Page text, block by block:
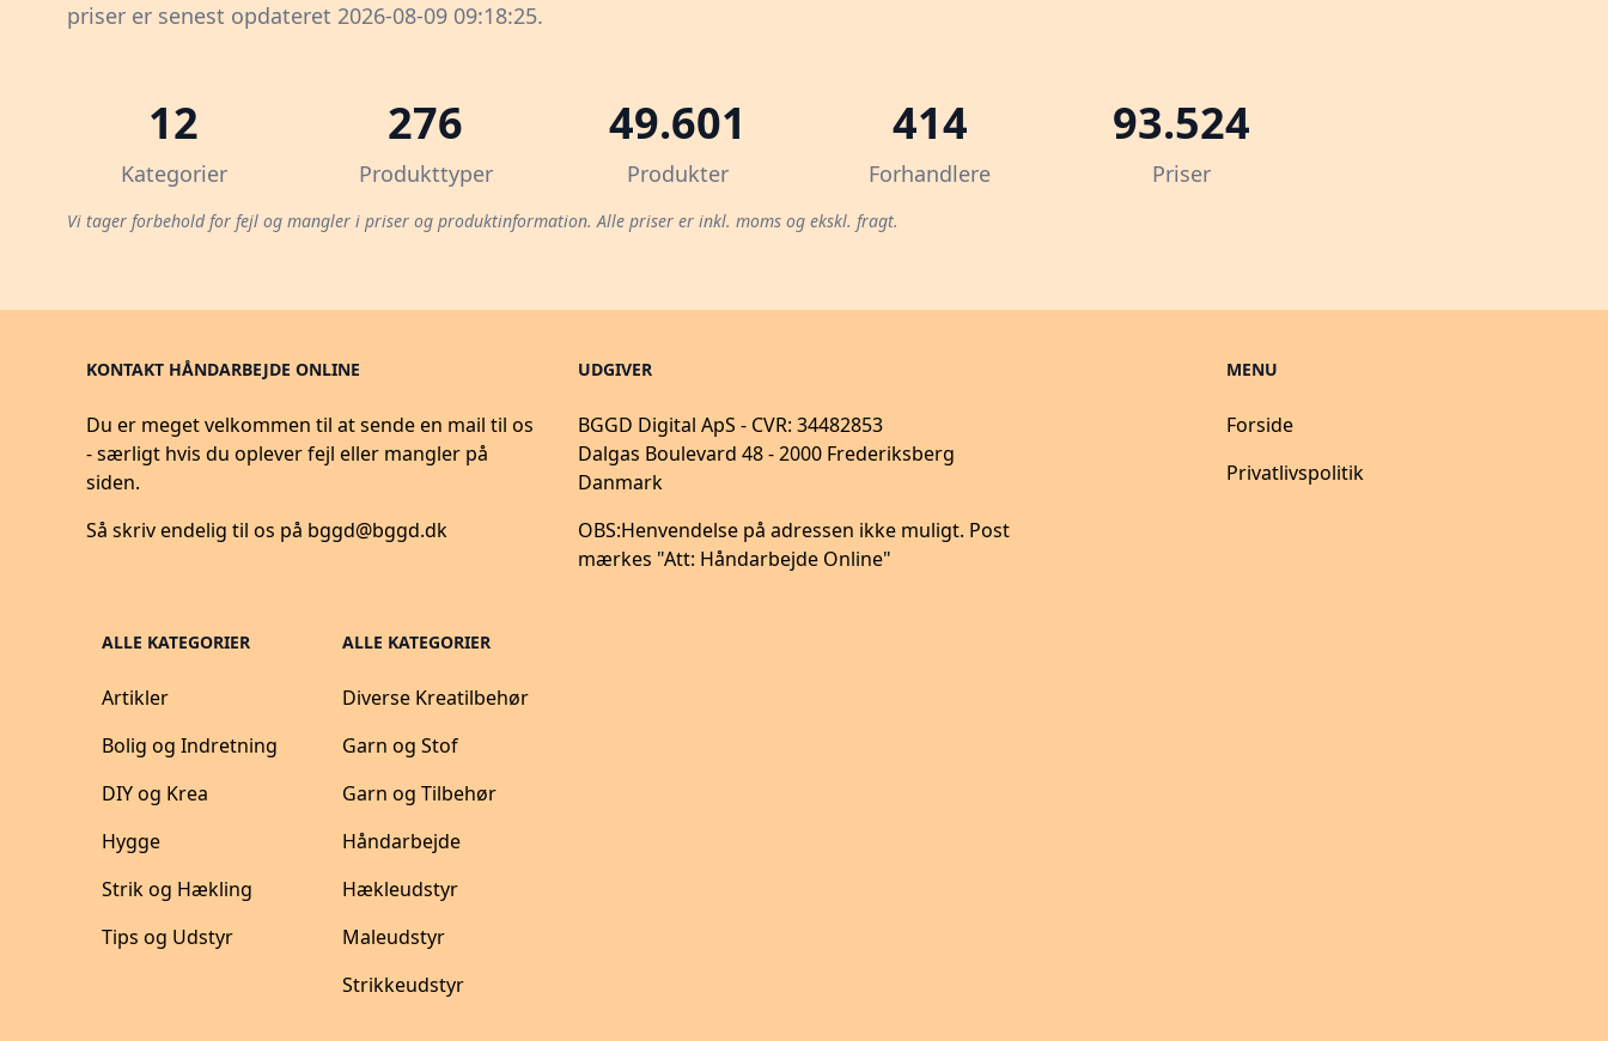
priser er senest opdateret 2026-08-09 09:18:25.
12
Kategorier
276
Produkttyper
49.601
Produkter
414
Forhandlere
93.524
Priser
Vi tager forbehold for fejl og mangler i priser og produktinformation. Alle priser er inkl. moms og ekskl. fragt.
KONTAKT HÅNDARBEJDE ONLINE
Du er meget velkommen til at sende en mail til os
- særligt hvis du oplever fejl eller mangler på
siden.
Så skriv endelig til os på bggd@bggd.dk
UDGIVER
BGGD Digital ApS - CVR: 34482853
Dalgas Boulevard 48 - 2000 Frederiksberg
Danmark
OBS:Henvendelse på adressen ikke muligt. Post
mærkes "Att: Håndarbejde Online"
MENU
Forside
Privatlivspolitik
ALLE KATEGORIER
Artikler
Bolig og Indretning
DIY og Krea
Hygge
Strik og Hækling
Tips og Udstyr
ALLE KATEGORIER
Diverse Kreatilbehør
Garn og Stof
Garn og Tilbehør
Håndarbejde
Hækleudstyr
Maleudstyr
Strikkeudstyr